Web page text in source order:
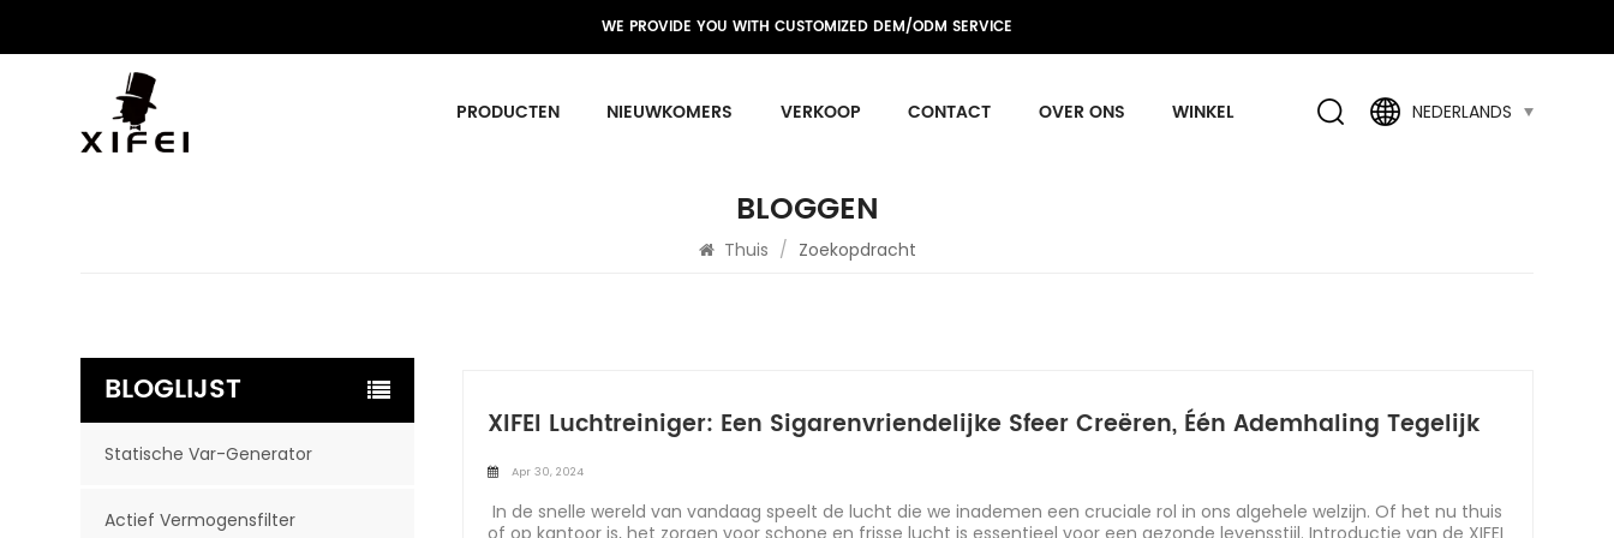
WE PROVIDE YOU WITH CUSTOMIZED DEM/ODM SERVICE
PRODUCTEN NIEUWKOMERS VERKOOP CONTACT OVER ONS WINKEL NEDERLANDS
BLOGGEN
Thuis / Zoekopdracht
XIFEI Luchtreiniger: Een Sigarenvriendelijke Sfeer Creëren, Één Ademhaling Tegelijk
Apr 30, 2024
In de snelle wereld van vandaag speelt de lucht die we inademen een cruciale rol in ons algehele welzijn. Of het nu thuis
of op kantoor is, het zorgen voor schone en frisse lucht is essentieel voor een gezonde levensstijl. Introductie van de XIFEI
BLOGLIJST
Statische Var-Generator
Actief Vermogensfilter